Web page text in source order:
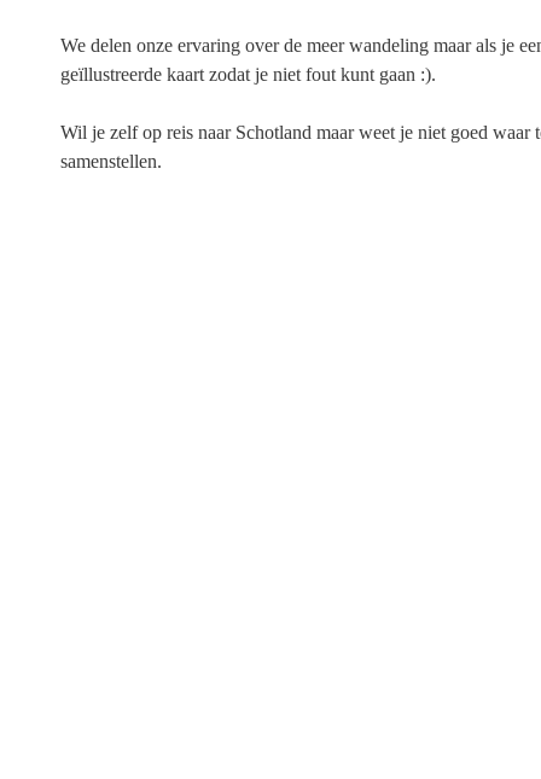
We delen onze ervaring over de meer wandeling maar als je
geïllustreerde kaart zodat je niet fout kunt gaan :).
Wil je zelf op reis naar Schotland maar weet je niet goed
samenstellen.